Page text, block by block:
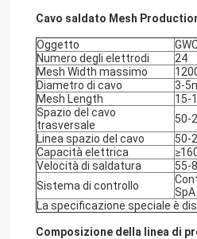
Cavo saldato Mesh
Oggetto
Numero degli elettrodi
24
Mesh Width massimo
Diametro di cavo
3-
Mesh Length
15-
Spazio del cavo
trasversale
50-
Linea spazio del cavo
50-
Capacità elettrica
Velocità di saldatura
55-
Sistema di controllo
SpA
La specificazione speciale è
Composizione della linea di